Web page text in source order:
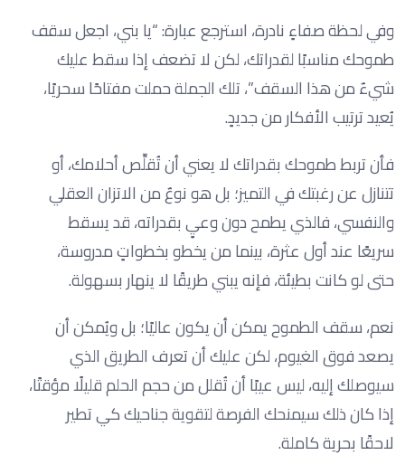
وفي لحظة صفاءٍ نادرة، استرجع عبارة: “يا بني، اجعل سقف
طموحك مناسبًا لقدراتك، لكن لا تضعف إذا سقط عليك
شيءٌ من هذا السقف”، تلك الجملة حملت مفتاحًا سحريًا،
يُعيد ترتيب الأفكار من جديدٍ.
فأن تربط طموحك بقدراتك لا يعني أن تُقلِّص أحلامك، أو
تتنازل عن رغبتك في التميز؛ بل هو نوعٌ من الاتزان العقلي
والنفسي، فالذي يطمح دون وعيٍ بقدراته، قد يسقط
سريعًا عند أول عثرة، بينما من يخطو بخطواتٍ مدروسة،
حتى لو كانت بطيئة، فإنه يبني طريقًا لا ينهار بسهولة.
نعم، سقف الطموح يمكن أن يكون عاليًا؛ بل ويُمكن أن
يصعد فوق الغيوم، لكن عليك أن تعرف الطريق الذي
سيوصلك إليه، ليس عيبًا أن تُقلل من حجم الحلم قليلًا مؤقتًا،
إذا كان ذلك سيمنحك الفرصة لتقوية جناحيك كي تطير
لاحقًا بحرية كاملة.